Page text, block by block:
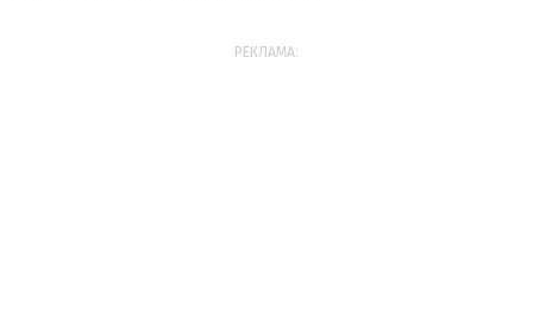
РЕКЛАМА: